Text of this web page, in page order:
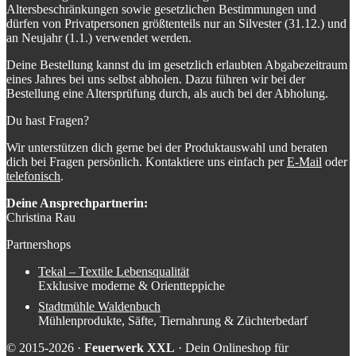
Altersbeschränkungen sowie gesetzlichen Bestimmungen und
dürfen von Privatpersonen größtenteils nur an Silvester (31.12.) und
an Neujahr (1.1.) verwendet werden.
Deine Bestellung kannst du im gesetzlich erlaubten Abgabezeitraum
eines Jahres bei uns selbst abholen. Dazu führen wir bei der
Bestellung eine Altersprüfung durch, als auch bei der Abholung.
Du hast Fragen?
Wir unterstützen dich gerne bei der Produktauswahl und beraten
dich bei Fragen persönlich. Kontaktiere uns einfach perE-Mail oder
telefonisch.
Deine Ansprechpartnerin:
Christina Rau
Partnershops
Tekal – Textile Lebensqualität
Exklusive moderne & Orientteppiche
Stadtmühle Waldenbuch
Mühlenprodukte, Säfte, Tiernahrung & Züchterbedarf
© 2015-2026 · Feuerwerk XXL · Dein Onlineshop für